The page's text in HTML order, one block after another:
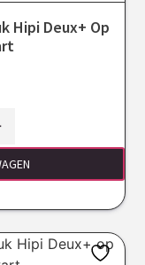
Hipi Deux+ Op